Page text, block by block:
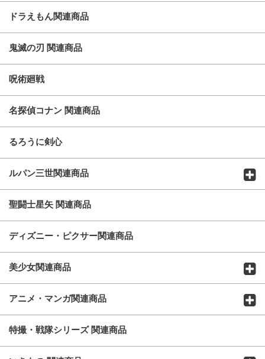
ドラえもん関連商品
鬼滅の刃 関連商品
呪術廻戦
名探偵コナン 関連商品
るろうに剣心
ルパン三世関連商品
聖闘士星矢 関連商品
ディズニー・ピクサー関連商品
美少女関連商品
アニメ・マンガ関連商品
特撮・戦隊シリーズ 関連商品